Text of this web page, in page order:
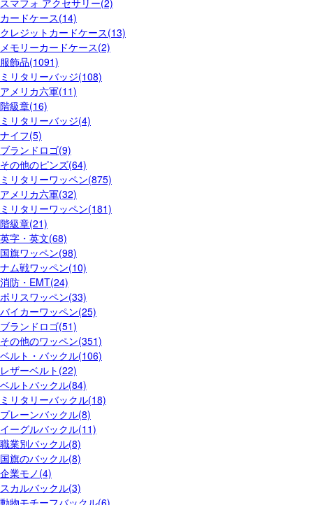
スマフォ アクセサリー(2)
カードケース(14)
クレジットカードケース(13)
メモリーカードケース(2)
服飾品(1091)
ミリタリーバッジ(108)
アメリカ六軍(11)
階級章(16)
ミリタリーバッジ(4)
ナイフ(5)
ブランドロゴ(9)
その他のピンズ(64)
ミリタリーワッペン(875)
アメリカ六軍(32)
ミリタリーワッペン(181)
階級章(21)
英字・英文(68)
国旗ワッペン(98)
ナム戦ワッペン(10)
消防・EMT(24)
ポリスワッペン(33)
バイカーワッペン(25)
ブランドロゴ(51)
その他のワッペン(351)
ベルト・バックル(106)
レザーベルト(22)
ベルトバックル(84)
ミリタリーバックル(18)
プレーンバックル(8)
イーグルバックル(11)
職業別バックル(8)
国旗のバックル(8)
企業モノ(4)
スカルバックル(3)
動物モチーフバックル(6)